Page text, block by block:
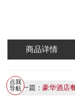
商品详情
上一篇：豪华酒店
点我
导航